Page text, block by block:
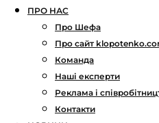
ПРО НАС
Про Шефа
Про сайт
Команда
Наші експерти
Реклама і
Контакти